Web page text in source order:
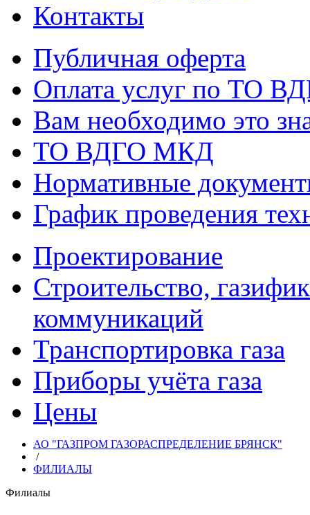
Контакты
Публичная оферта
Оплата услуг по ТО
Вам необходимо это
ТО ВДГО МКД
Нормативные
График проведения
Проектирование
Строительство,
коммуникаций
Транспортировка газа
Приборы учёта газа
Цены
АО "ГАЗПРОМ ГАЗОРАСПРЕДЕЛЕНИЕ БРЯНСК"
/
ФИЛИАЛЫ
Филиалы